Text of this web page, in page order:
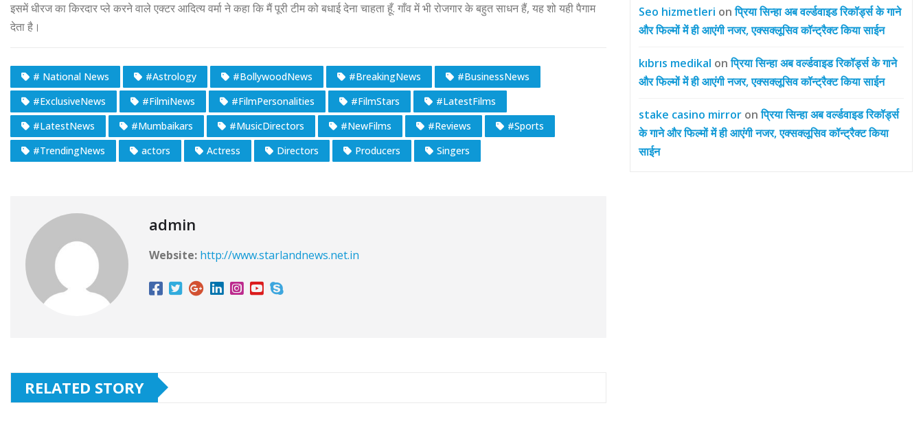
इसमें धीरज का किरदार प्ले करने वाले एक्टर आदित्य वर्मा ने कहा कि मैं पूरी टीम को बधाई देना चाहता हूँ. गाँव में भी रोजगार के बहुत साधन हैं, यह शो यही पैगाम
देता है।
# National News #Astrology #BollywoodNews #BreakingNews
#BusinessNews
#ExclusiveNews
#FilmiNews #FilmPersonalities #FilmStars
#LatestFilms
#LatestNews
#Mumbaikars #MusicDirectors #NewFilms #Reviews
#Sports
#TrendingNews
actors Actress Directors Producers Singers
admin
Website: http://www.starlandnews.net.in
RELATED STORY
Seo hizmetleri onप्रिया सिन्हा अब वर्ल्डवाइड रिकॉर्ड्स के गाने
और फिल्मों में ही आएंगी नजर, एक्सक्लूसिव कॉन्ट्रैक्ट किया साईन
kıbrıs medikal onप्रिया सिन्हा अब वर्ल्डवाइड रिकॉर्ड्स के गाने
और फिल्मों में ही आएंगी नजर, एक्सक्लूसिव कॉन्ट्रैक्ट किया साईन
stake casino mirror onप्रिया सिन्हा अब वर्ल्डवाइड रिकॉर्ड्स
के गाने और फिल्मों में ही आएंगी नजर, एक्सक्लूसिव कॉन्ट्रैक्ट किया
साईन